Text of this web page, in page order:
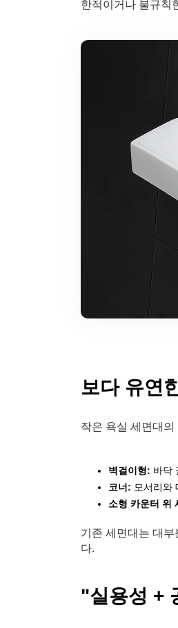
한적이거나 불규칙
보다 유연
작은 욕실 세면대
벽걸이형: 바닥
코너: 모서리와
소형 카운터 위
기존 세면대는 대
다.
"실용성 +